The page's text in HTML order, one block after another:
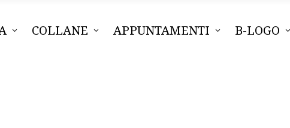
COLLANE APPUNTAMENTI B-LOGO